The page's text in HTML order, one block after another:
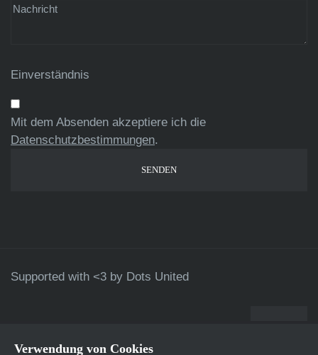
Einverständnis
Mit dem Absenden akzeptiere ich die
Datenschutzbestimmungen.
Supported with <3 by Dots United
Verwendung von Cookies